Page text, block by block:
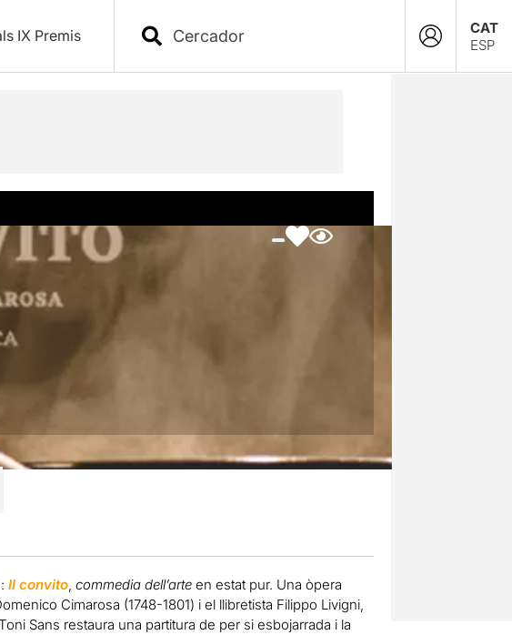
IX Premis
CAT
ESP
Il convito, commedia dell’arteen estat pur. Una òpera
Cimarosa (1748-1801) i el llibretista Filippo Livigni,
Sans restaura una partitura de per si esbojarrada i la